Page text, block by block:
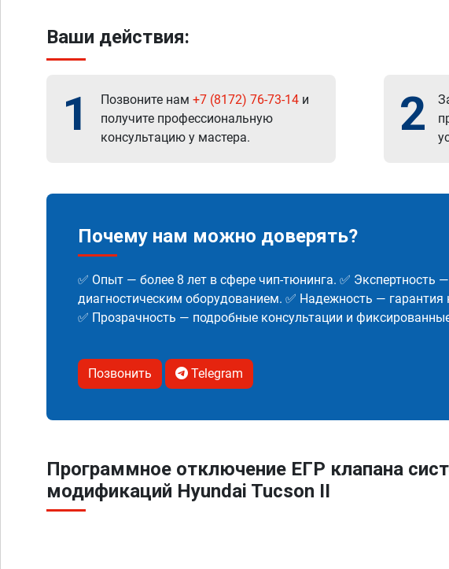
Ваши действия:
1 Позвоните нам +7 (8172) 76-73-14 и
получите профессиональную
консультацию у мастера.
2
Почему нам можно доверять?
✅ Опыт — более 8 лет в сфере чип-тюнинга. ✅
диагностическим оборудованием. ✅ Надежность — гарантия
✅ Прозрачность — подробные консультации и
Позвонить Telegram
Программное отключение ЕГР клапана
модификаций Hyundai Tucson II